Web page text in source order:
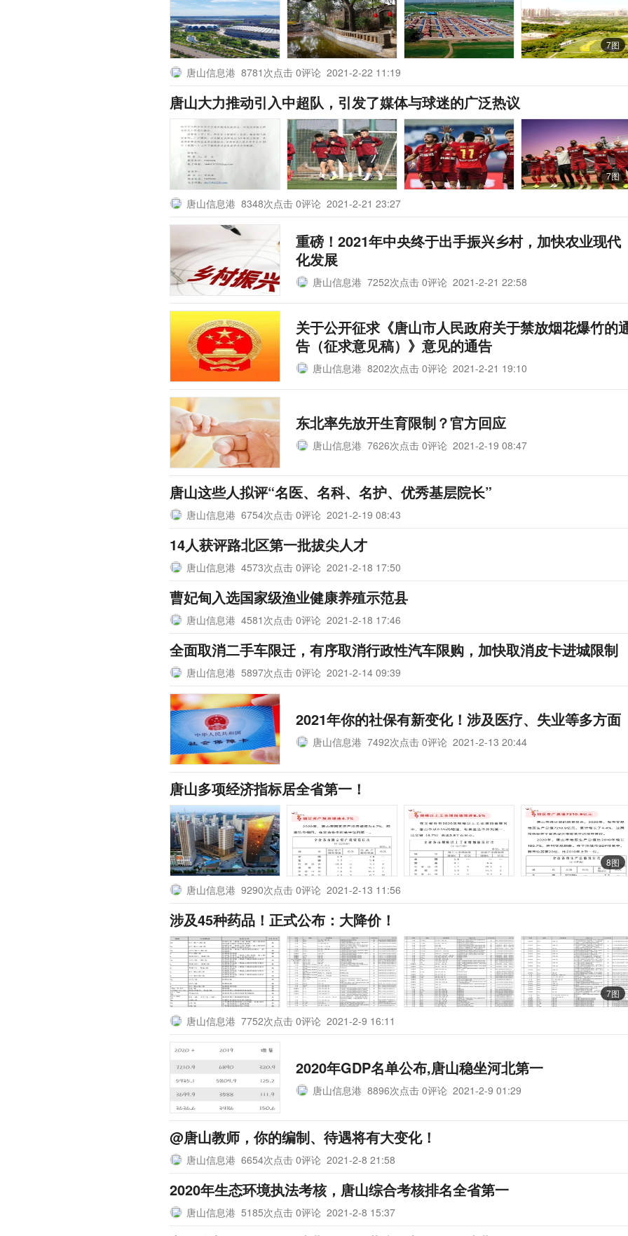
7图
唐山信息港 8781次点击 0评论 2021-2-22 11:19
唐山大力推动引入中超队，引发了媒体与球迷的广泛热议
7图
唐山信息港 8348次点击 0评论 2021-2-21 23:27
重磅！2021年中央终于出手振兴乡村，加快农业现代
化发展
唐山信息港 7252次点击 0评论 2021-2-21 22:58
关于公开征求《唐山市人民政府关于禁放烟花爆竹的
告（征求意见稿）》意见的通告
唐山信息港 8202次点击 0评论 2021-2-21 19:10
东北率先放开生育限制？官方回应
唐山信息港 7626次点击 0评论 2021-2-19 08:47
唐山这些人拟评“名医、名科、名护、优秀基层院长”
唐山信息港 6754次点击 0评论 2021-2-19 08:43
14人获评路北区第一批拔尖人才
唐山信息港 4573次点击 0评论 2021-2-18 17:50
曹妃甸入选国家级渔业健康养殖示范县
唐山信息港 4581次点击 0评论 2021-2-18 17:46
全面取消二手车限迁，有序取消行政性汽车限购，加快取消皮卡进城限制
唐山信息港 5897次点击 0评论 2021-2-14 09:39
2021年你的社保有新变化！涉及医疗、失业等多方面
唐山信息港 7492次点击 0评论 2021-2-13 20:44
唐山多项经济指标居全省第一！
8图
唐山信息港 9290次点击 0评论 2021-2-13 11:56
涉及45种药品！正式公布：大降价！
7图
唐山信息港 7752次点击 0评论 2021-2-9 16:11
2020年GDP名单公布,唐山稳坐河北第一
唐山信息港 8896次点击 0评论 2021-2-9 01:29
@唐山教师，你的编制、待遇将有大变化！
唐山信息港 6654次点击 0评论 2021-2-8 21:58
2020年生态环境执法考核，唐山综合考核排名全省第一
唐山信息港 5185次点击 0评论 2021-2-8 15:37